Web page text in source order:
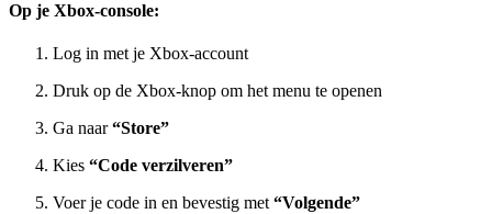
Op je Xbox-console:
Log in met je Xbox-account
Druk op de Xbox-knop om het menu te openen
Ga naar“Store”
Kies “Code verzilveren”
Voer je code in en bevestig met “Volgende”